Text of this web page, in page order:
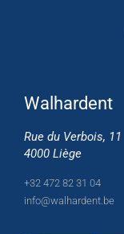
Walhardent
Rue du Verbois, 11
4000 Liège
+32 472 82 31 04
info@walhardent.be